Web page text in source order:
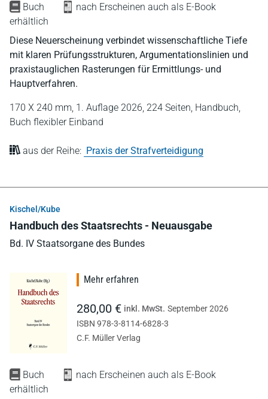
Buch
nach Erscheinen auch als E-Book
erhältlich
Diese Neuerscheinung verbindet wissenschaftliche Tiefe
mit klaren Prüfungsstrukturen, Argumentationslinien und
praxistauglichen Rasterungen für Ermittlungs- und
Hauptverfahren.
170 X 240 mm, 1. Auflage 2026, 224 Seiten, Handbuch,
Buch flexibler Einband
aus der Reihe: Praxis der Strafverteidigung
Kischel/Kube
Handbuch des Staatsrechts - Neuausgabe
Bd. IV Staatsorgane des Bundes
Buch
nach Erscheinen auch als E-Book
erhältlich
Mehr erfahren
280,00 € inkl. MwSt. September 2026
ISBN 978-3-8114-6828-3
C.F. Müller Verlag